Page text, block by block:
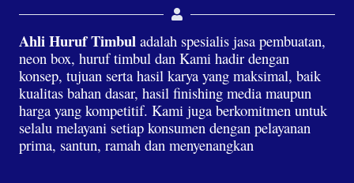
Ahli Huruf Timbul adalah spesialis jasa pembuatan,
neon box, huruf timbul dan Kami hadir dengan
konsep, tujuan serta hasil karya yang maksimal, baik
kualitas bahan dasar, hasil finishing media maupun
harga yang kompetitif. Kami juga berkomitmen untuk
selalu melayani setiap konsumen dengan pelayanan
prima, santun, ramah dan menyenangkan